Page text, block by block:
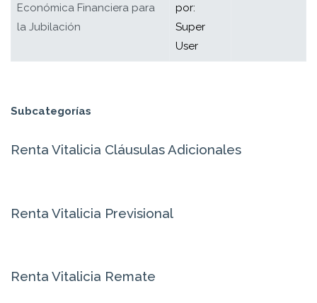
Económica Financiera para
la Jubilación
por:
Super
User
Subcategorías
Renta Vitalicia Cláusulas Adicionales
Renta Vitalicia Previsional
Renta Vitalicia Remate